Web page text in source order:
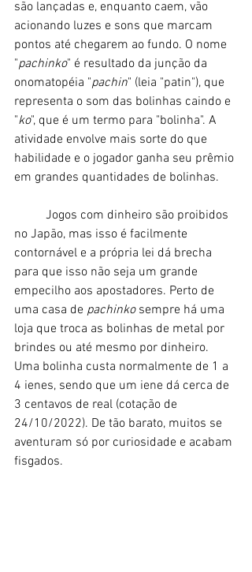
são lançadas e, enquanto caem, vão
acionando luzes e sons que marcam
pontos até chegarem ao fundo. O nome
"pachinko" é resultado da junção da
onomatopéia "pachin" (leia "patin"), que
representa o som das bolinhas caindo e
"ko", que é um termo para "bolinha". A
atividade envolve mais sorte do que
habilidade e o jogador ganha seu prêmio
em grandes quantidades de bolinhas.
no Japão, mas isso é facilmente
contornável e a própria lei dá brecha
para que isso não seja um grande
empecilho aos apostadores. Perto de
uma casa de pachinko sempre há uma
loja que troca as bolinhas de metal por
brindes ou até mesmo por dinheiro.
Uma bolinha custa normalmente de 1 a
4 ienes, sendo que um iene dá cerca de
3 centavos de real (cotação de
24/10/2022). De tão barato, muitos se
aventuram só por curiosidade e acabam
fisgados.